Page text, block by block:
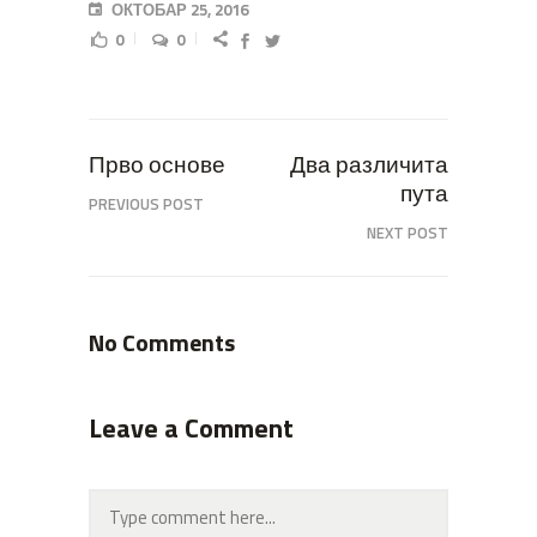
ОКТОБАР 25, 2016
0
0
Прво основе
PREVIOUS POST
Два различита
пута
NEXT POST
No Comments
Leave a Comment